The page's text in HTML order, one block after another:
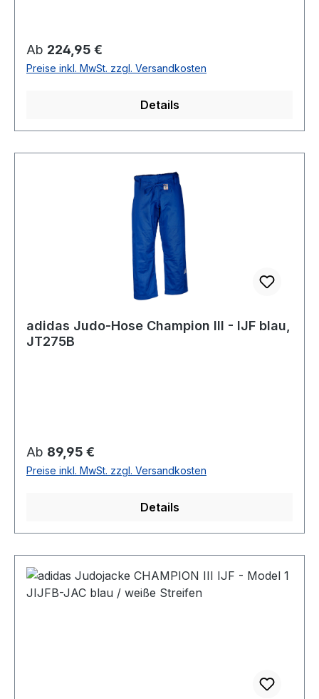
Regulärer Preis:
Ab 224,95 €
Preise inkl. MwSt. zzgl. Versandkosten
Details
adidas Judo-Hose Champion III - IJF blau,
JT275B
Regulärer Preis:
Ab 89,95 €
Preise inkl. MwSt. zzgl. Versandkosten
Details